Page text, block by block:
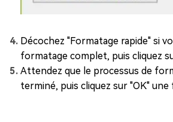
Décochez "Formatage rapide" si
formatage complet, puis cliquez
Attendez que le processus de
terminé, puis cliquez sur "OK"